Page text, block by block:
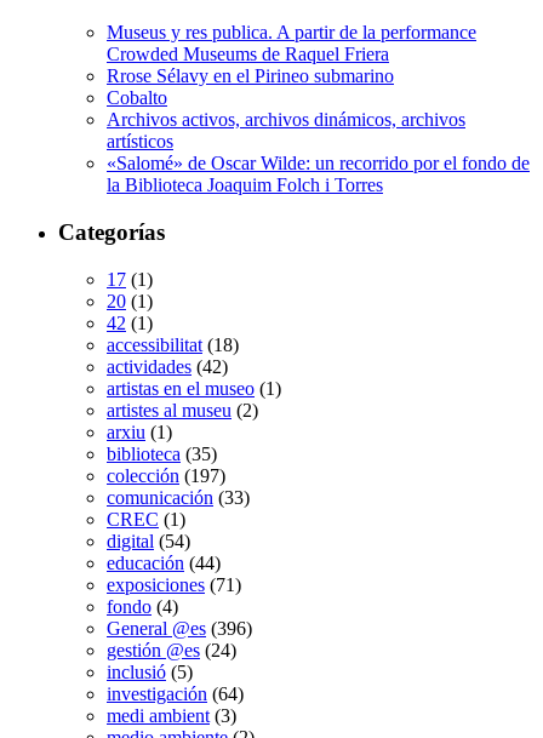
Museus y res publica. A partir de la performance
Crowded Museums de Raquel Friera
Rrose Sélavy en el Pirineo submarino
Cobalto
Archivos activos, archivos dinámicos, archivos
artísticos
«Salomé» de Oscar Wilde: un recorrido por el fondo de
la Biblioteca Joaquim Folch i Torres
Categorías
17 (1)
20 (1)
42 (1)
accessibilitat (18)
actividades (42)
artistas en el museo (1)
artistes al museu (2)
arxiu (1)
biblioteca (35)
colección (197)
comunicación (33)
CREC (1)
digital (54)
educación (44)
exposiciones (71)
fondo (4)
General @es (396)
gestión @es (24)
inclusió (5)
investigación (64)
medi ambient (3)